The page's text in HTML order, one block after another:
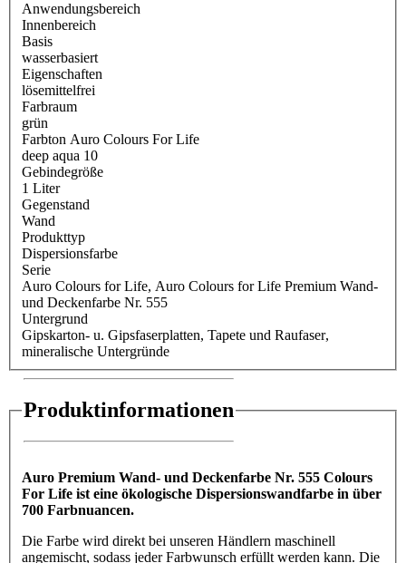
Anwendungsbereich
Innenbereich
Basis
wasserbasiert
Eigenschaften
lösemittelfrei
Farbraum
grün
Farbton Auro Colours For Life
deep aqua 10
Gebindegröße
1 Liter
Gegenstand
Wand
Produkttyp
Dispersionsfarbe
Serie
Auro Colours for Life, Auro Colours for Life Premium Wand-
und Deckenfarbe Nr. 555
Untergrund
Gipskarton- u. Gipsfaserplatten, Tapete und Raufaser,
mineralische Untergründe
Produktinformationen
Auro Premium Wand- und Deckenfarbe Nr. 555 Colours
For Life ist eine ökologische Dispersionswandfarbe in über
700 Farbnuancen.
Die Farbe wird direkt bei unseren Händlern maschinell
angemischt, sodass jeder Farbwunsch erfüllt werden kann. Die